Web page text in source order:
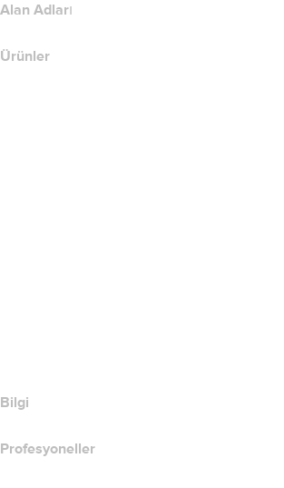
Alan Adları
Ürünler
Bilgi
Profesyoneller